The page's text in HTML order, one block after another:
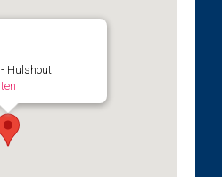
Hulshout